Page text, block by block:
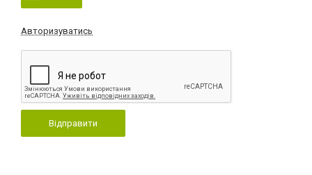
Авторизуватись
Відправити